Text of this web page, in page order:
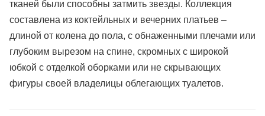
тканей были способны затмить звезды. Коллекция
составлена из коктейльных и вечерних платьев –
длиной от колена до пола, с обнаженными плечами или
глубоким вырезом на спине, скромных с широкой
юбкой с отделкой оборками или не скрывающих
фигуры своей владелицы облегающих туалетов.